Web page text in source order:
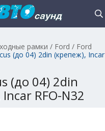
рамки / Ford / Ford
(до 04) 2din (крепеж), Incar
(до 04) 2din
RFO-N32